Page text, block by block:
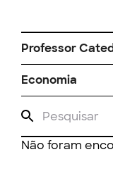
Professor
Economia
Não foram